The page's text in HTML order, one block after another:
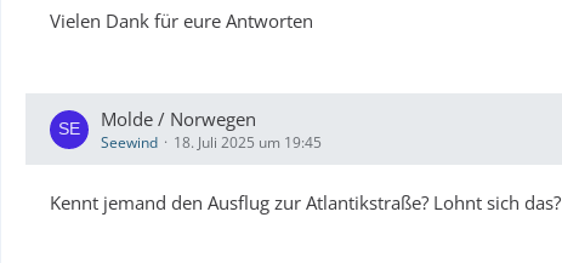
Vielen Dank für eure Antworten
Molde / Norwegen
Seewind 18. Juli 2025 um 19:45
Kennt jemand den Ausflug zur Atlantikstraße? Lohnt sich das?